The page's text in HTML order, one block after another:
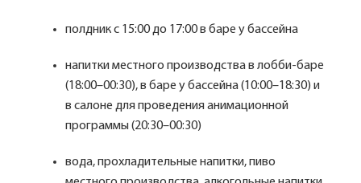
полдник с 15:00 до 17:00 в баре у бассейна
напитки местного производства в лобби-баре
(18:00–00:30), в баре у бассейна (10:00–18:30) и
в салоне для проведения анимационной
программы (20:30–00:30)
вода, прохладительные напитки, пиво